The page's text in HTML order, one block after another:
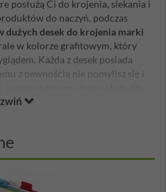
posłużą Ci do krojenia, siekania i
do naczyń, podczas
dużych desek do krojenia marki
w kolorze grafitowym, który
Każda z desek posiada
z pewnością nie pomylisz się i
ryb, kolejna do krojenia
do krojenia Joseph Joseph
w antypoślizgowe narożniki, które
blacie roboczym. Tworzywo
jest materiałem trwałym,